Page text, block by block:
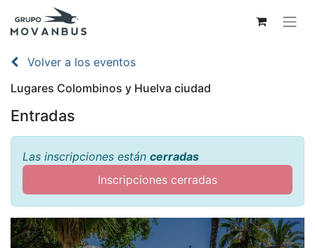
Volver a los eventos
Lugares Colombinos y Huelva ciudad
Entradas
Las inscripciones están cerradas
Inscripciones cerradas